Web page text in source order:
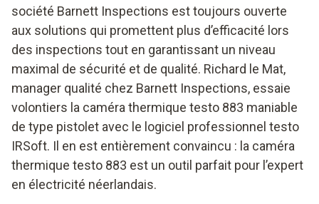
société Barnett Inspections est toujours ouverte
aux solutions qui promettent plus d’efficacité lors
des inspections tout en garantissant un niveau
maximal de sécurité et de qualité. Richard le Mat,
manager qualité chez Barnett Inspections, essaie
volontiers la caméra thermique testo 883 maniable
de type pistolet avec le logiciel professionnel testo
IRSoft. Il en est entièrement convaincu : la caméra
thermique testo 883 est un outil parfait pour l’expert
en électricité néerlandais.